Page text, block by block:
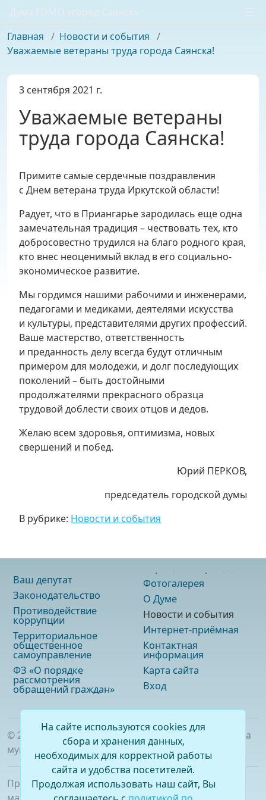
Дума ГОМО «город Саянск»
Главная / Новости и события /
Уважаемые ветераны труда города Саянска!
3 сентября 2021 г.
Уважаемые ветераны
труда города Саянска!
Примите самые сердечные поздравления
с Днем ветерана труда Иркутской области!
Радует, что в Приангарье зародилась еще одна
замечательная традиция – чествовать тех, кто
добросовестно трудился на благо родного края,
кто внес неоценимый вклад в его социально-
экономическое развитие.
Мы гордимся нашими рабочими и инженерами,
педагогами и медиками, деятелями искусства
и культуры, представителями других профессий.
Ваше мастерство, ответственность
и преданность делу всегда будут отличным
примером для молодежи, и долг последующих
поколений – быть достойными
продолжателями прекрасного образца
трудовой доблести своих отцов и дедов.
Желаю всем здоровья, оптимизма, новых
свершений и побед.
Юрий ПЕРКОВ,
председатель городской думы
В рубрике: Новости и события
Ваш депутат
Законодательство
Противодействие
коррупции
Территориальное
общественное
самоуправление
ФЗ «О порядке
рассмотрения
обращений граждан»
Фотогалерея
О Думе
Новости и события
Интернет-приёмная
Контактная
информация
Карта сайта
Вход
© 2026
. Официальный сайт Думы городского округа
муниципального образования «город Саянск»
При полном или частичном использовании
На сайте используются cookies для
сбора и хранения данных,
необходимых для корректной работы
сайта и удобства посетителей.
Продолжая использовать наш сайт, Вы